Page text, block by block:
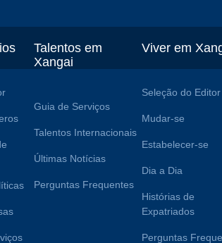
Talentos em
Xangai
Guia de Serviços
Talentos Internacionais
Últimas Notícias
Perguntas Frequentes
Viver em
Seleção do Editor
Mudar-se
Estabelecer-se
Dia a Dia
Histórias de
Expatriados
Perguntas